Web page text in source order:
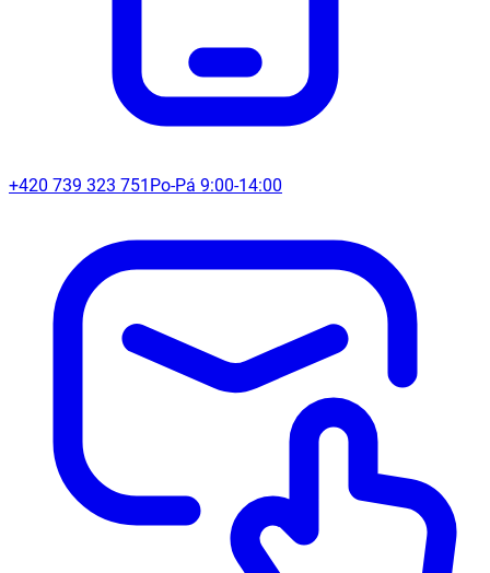
+420 739 323 751 Po-Pá 9:00-14:00